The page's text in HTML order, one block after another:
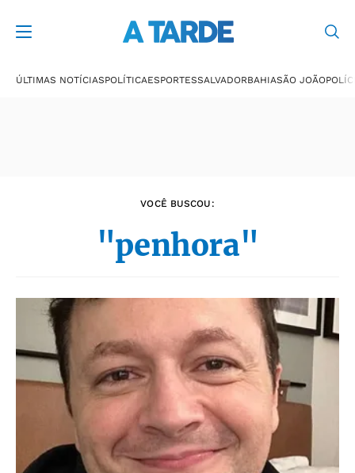
ÚLTIMAS NOTÍCIASPOLÍTICAESPORTESSALVADORBAHIASÃO JOÃO
VOCÊ BUSCOU:
"penhora"